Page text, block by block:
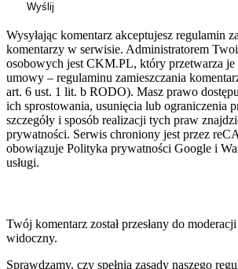
Wyślij
Wysyłając komentarz akceptujesz regulamin
komentarzy w serwisie. Administratorem
osobowych jest CKM.PL, który przetwarza je
umowy – regulaminu zamieszczania
art. 6 ust. 1 lit. b RODO). Masz prawo
ich sprostowania, usunięcia lub ograniczenia
szczegóły i sposób realizacji tych praw
prywatności. Serwis chroniony jest przez
obowiązuje Polityka prywatności Google i
usługi.
Twój komentarz został przesłany do
widoczny.
Sprawdzamy, czy spełnia zasady naszego